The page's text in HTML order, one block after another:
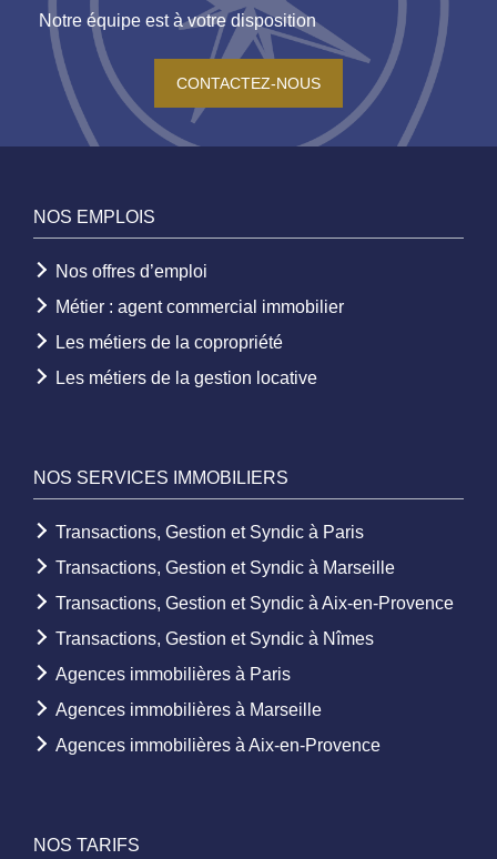
Notre équipe est à votre disposition
CONTACTEZ-NOUS
NOS EMPLOIS
Nos offres d’emploi
Métier : agent commercial immobilier
Les métiers de la copropriété
Les métiers de la gestion locative
NOS SERVICES IMMOBILIERS
Transactions, Gestion et Syndic à Paris
Transactions, Gestion et Syndic à Marseille
Transactions, Gestion et Syndic à Aix-en-Provence
Transactions, Gestion et Syndic à Nîmes
Agences immobilières à Paris
Agences immobilières à Marseille
Agences immobilières à Aix-en-Provence
NOS TARIFS